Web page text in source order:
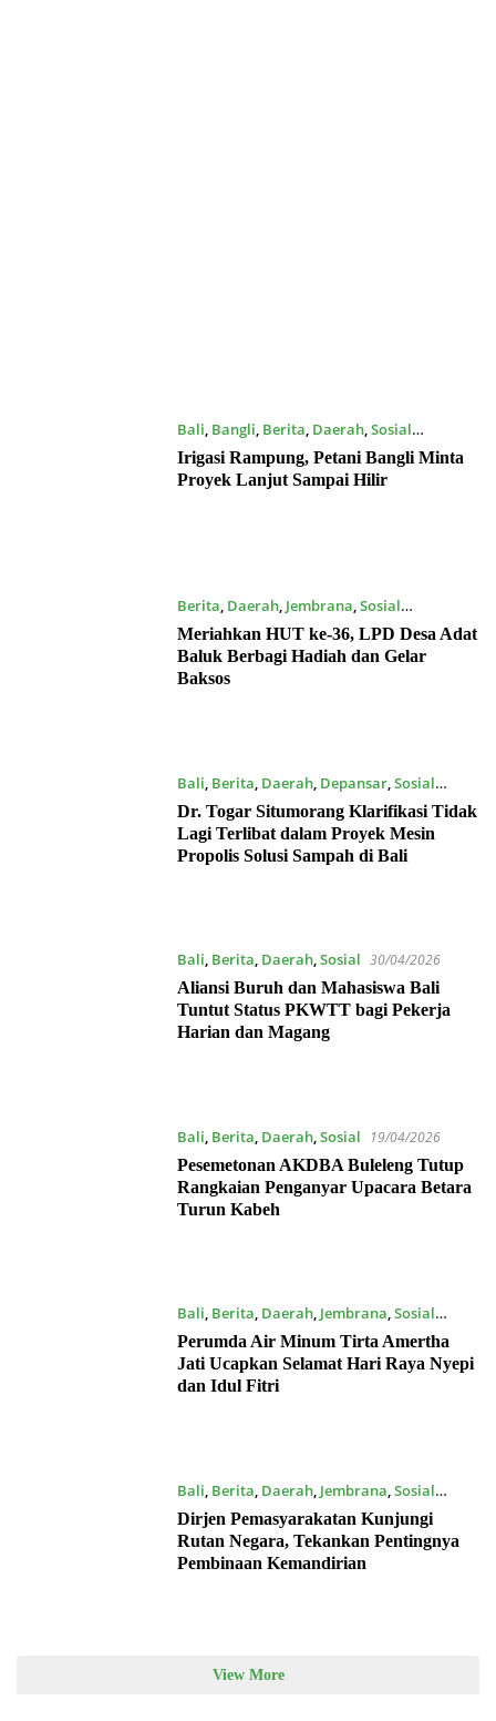
Bali Bangli Berita Daerah, Sosial
25/05/2026
Irigasi Rampung, Petani Bangli Minta
Proyek Lanjut Sampai Hilir
Berita, Daerah, Jembrana,Sosial
25/05/2026
Meriahkan HUT ke-36, LPD Desa Adat
Baluk Berbagi Hadiah dan Gelar
Bali, Berita, Daerah, Depansar,Sosial
24/05/2026
Dr. Togar Situmorang Klarifikasi Tidak
Lagi Terlibat dalam Proyek Mesin
Propolis Solusi Sampah di Bali
Bali, Berita, Daerah,Sosial 30/04/2026
Aliansi Buruh dan Mahasiswa Bali
Tuntut Status PKWTT bagi Pekerja
Harian dan Magang
Bali, Berita, Daerah,Sosial
19/04/2026
Pesemetonan AKDBA Buleleng Tutup
Rangkaian Penganyar Upacara Betara
Turun Kabeh
Bali, Berita, Daerah, Jembrana,Sosial
16/03/2026
Perumda Air Minum Tirta Amertha
Jati Ucapkan Selamat Hari Raya Nyepi
dan Idul Fitri
Bali, Berita, Daerah, Jembrana,Sosial
09/03/2026
Dirjen Pemasyarakatan Kunjungi
Rutan Negara, Tekankan Pentingnya
Pembinaan Kemandirian
View More